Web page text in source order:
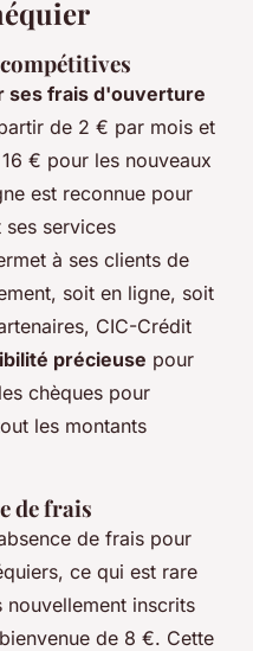
ses frais d'ouverture
de 2 € par mois et
€ pour les nouveaux
est reconnue pour
services
à ses clients de
soit en ligne, soit
CIC-Crédit
précieuse pour
chèques pour
les montants
de frais
de frais pour
ce qui est rare
nouvellement inscrits
de 8 €. Cette